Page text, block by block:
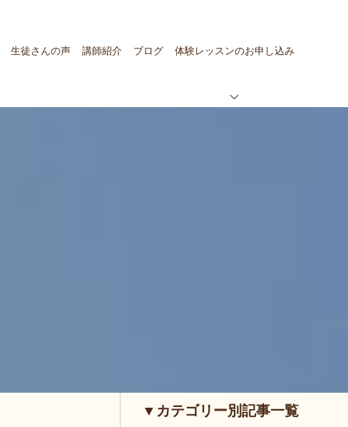
生徒さんの声 講師紹介 ブログ 体験レッスンのお申し込み
▼カテゴリー別記事一覧